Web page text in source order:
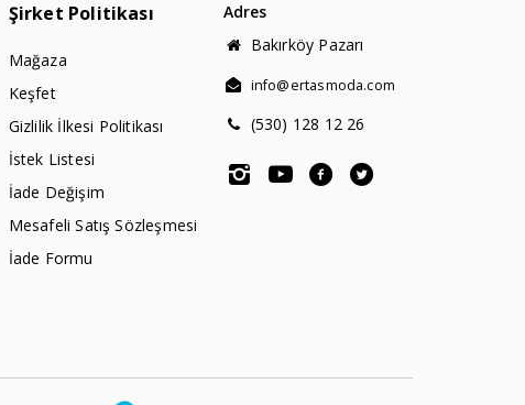
Şirket Politikası
Mağaza
Keşfet
Gizlilik İlkesi Politikası
İstek Listesi
İade Değişim
Mesafeli Satış Sözleşmesi
İade Formu
Adres
Bakırköy Pazarı
info@ertasmoda.com
(530) 128 12 26